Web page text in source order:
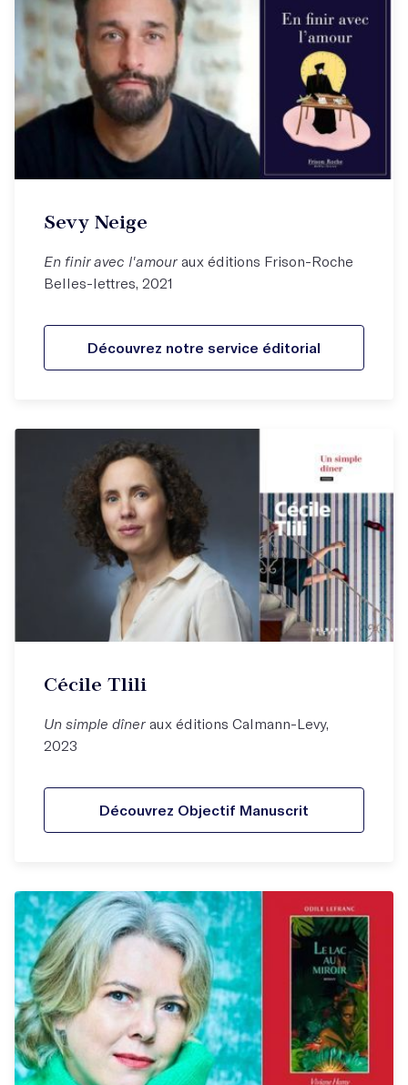
Sevy Neige
En finir avec l'amour aux éditions Frison-Roche
Belles-lettres, 2021
Découvrez notre service éditorial
Cécile Tlili
Un simple dîner aux éditions Calmann-Levy,
2023
Découvrez Objectif Manuscrit